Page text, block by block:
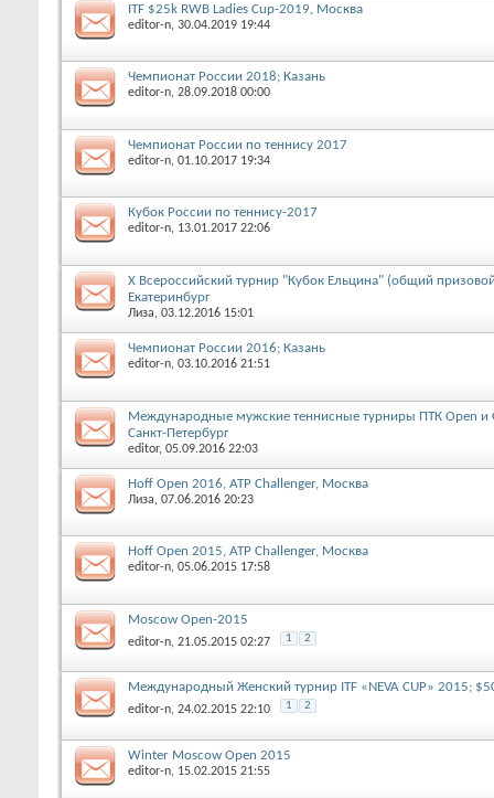
ITF $25k RWB Ladies Cup-2019, Москва
editor-n, 30.04.2019 19:44
Чемпионат России 2018; Казань
editor-n, 28.09.2018 00:00
Чемпионат России по теннису 2017
editor-n, 01.10.2017 19:34
Кубок России по теннису-2017
editor-n, 13.01.2017 22:06
X Всероссийский турнир "Кубок Ельцина" (общий
Екатеринбург
Лиза, 03.12.2016 15:01
Чемпионат России 2016; Казань
editor-n, 03.10.2016 21:51
Международные мужские теннисные турниры ПТК Open и
Санкт-Петербург
editor, 05.09.2016 22:03
Hoff Open 2016, ATP Challenger, Москва
Лиза, 07.06.2016 20:23
Hoff Open 2015, ATP Challenger, Москва
editor-n, 05.06.2015 17:58
Moscow Open-2015
editor-n, 21.05.2015 02:27 1 2
Международный Женский турнир ITF «NEVA CUP» 2015;
editor-n, 24.02.2015 22:10 1 2
Winter Moscow Open 2015
editor-n, 15.02.2015 21:55